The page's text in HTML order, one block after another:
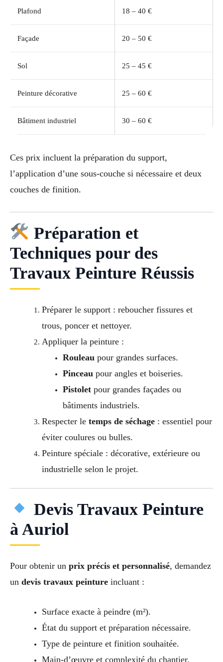
Plafond 18 – 40 €
Façade 20 – 50 €
Sol 25 – 45 €
Peinture décorative 25 – 60 €
Bâtiment industriel 30 – 60 €
Ces prix incluent la préparation du support,
l’application d’une sous-couche si nécessaire et deux
couches de finition.
Préparation et
Techniques pour des
Travaux Peinture Réussis
Préparer le support : reboucher fissures et
trous, poncer et nettoyer.
Appliquer la peinture :
Rouleau pour grandes surfaces.
Pinceau pour angles et boiseries.
Pistoletpour grandes façades ou
bâtiments industriels.
Respecter le temps de séchage: essentiel pour
éviter coulures ou bulles.
Peinture spéciale : décorative, extérieure ou
industrielle selon le projet.
Devis Travaux Peinture
à Auriol
Pour obtenir un prix précis et personnalisé, demandez
un devis travaux peinture incluant :
Surface exacte à peindre (m²).
État du support et préparation nécessaire.
Type de peinture et finition souhaitée.
Main-d’œuvre et complexité du chantier.